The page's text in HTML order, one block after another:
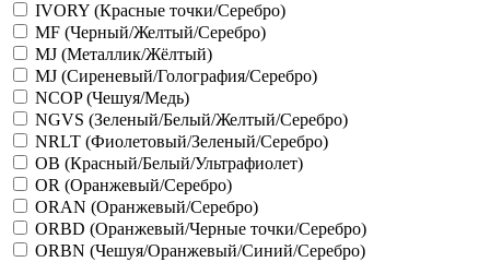
IVORY (Красные точки/Серебро)
MF (Черный/Желтый/Серебро)
MJ (Металлик/Жёлтый)
MJ (Сиреневый/Голография/Серебро)
NCOP (Чешуя/Медь)
NGVS (Зеленый/Белый/Желтый/Серебро)
NRLT (Фиолетовый/Зеленый/Серебро)
OB (Красный/Белый/Ультрафиолет)
OR (Оранжевый/Серебро)
ORAN (Оранжевый/Серебро)
ORBD (Оранжевый/Черные точки/Серебро)
ORBN (Чешуя/Оранжевый/Синий/Серебро)